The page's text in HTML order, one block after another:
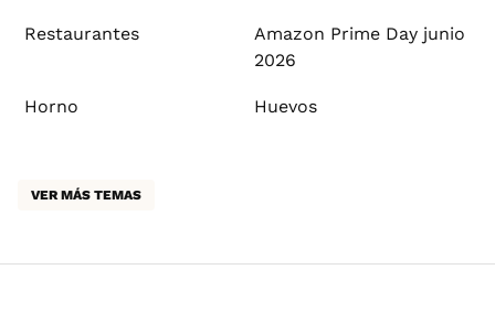
Restaurantes
Amazon Prime Day junio
2026
Horno Huevos
VER MÁS TEMAS